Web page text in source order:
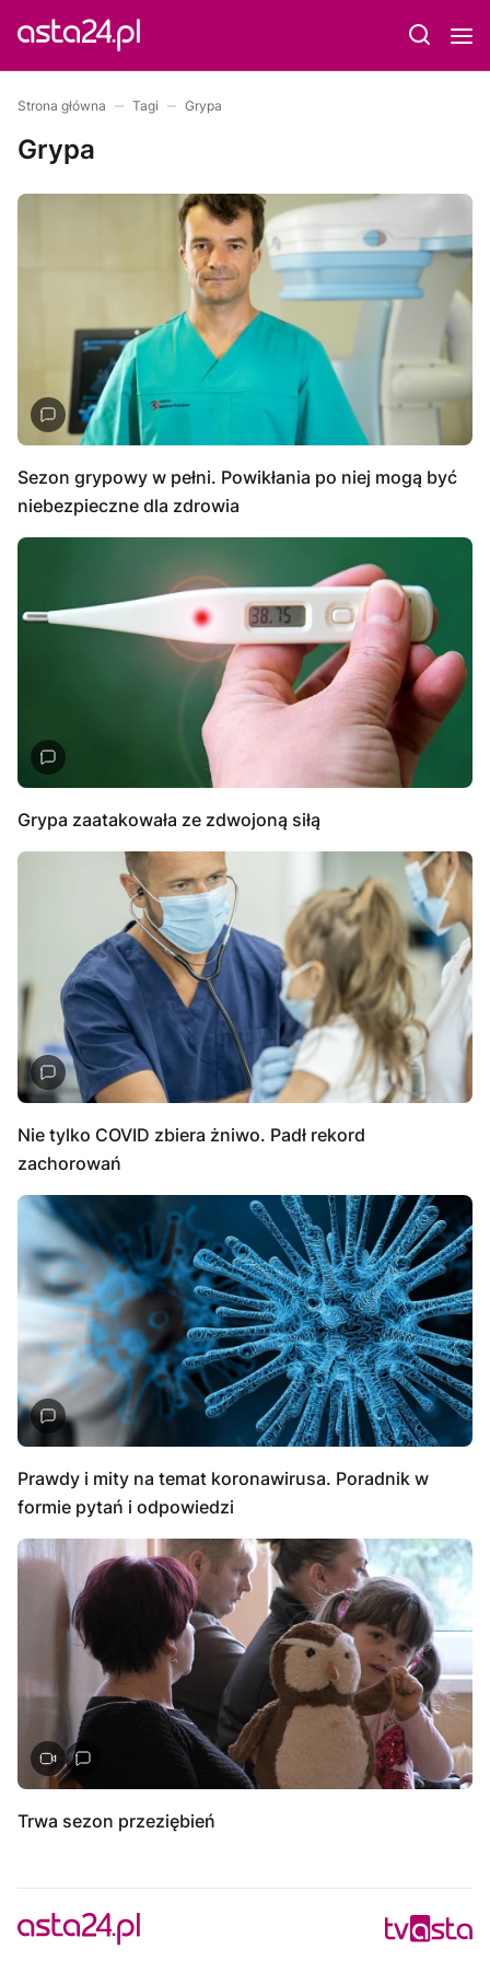
Strona główna Tagi Grypa
Grypa
Sezon grypowy w pełni. Powikłania po niej mogą być
niebezpieczne dla zdrowia
Grypa zaatakowała ze zdwojoną siłą
Nie tylko COVID zbiera żniwo. Padł rekord
zachorowań
Prawdy i mity na temat koronawirusa. Poradnik w
formie pytań i odpowiedzi
Trwa sezon przeziębień